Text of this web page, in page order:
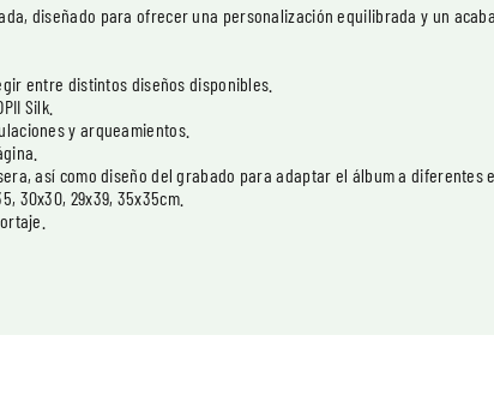
diseñado para ofrecer una personalización equilibrada y un
entre distintos diseños disponibles.
Silk.
y arqueamientos.
así como diseño del grabado para adaptar el álbum a diferentes
30x30, 29x39, 35x35cm.